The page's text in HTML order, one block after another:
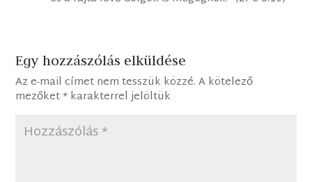
Egy hozzászólás elküldése
Az e-mail címet nem tesszük közzé. A kötelező
mezőket*karakterrel jelöltük